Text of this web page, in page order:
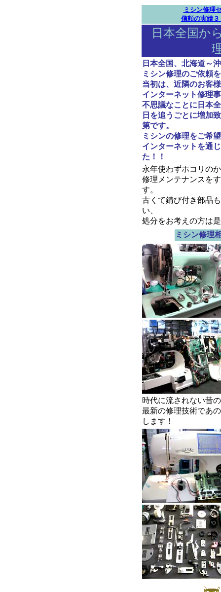
ミシン修理
信頼の実績
日本全国か
日本全国、北海道～
ミシン修理のご依頼
当初は、近隣のお客
インターネット修理
不思議なことに日本
日を追うごとに増加
第です。
ミシンの修理をご希
インターネットを通
た！！
永年使わずホコリの
修理メンテナンスを
す。
古くて錆び付き部品
い、
処分をお考えの方は
ミシン修理
時代に流されない昔
最新の修理技術であ
します！